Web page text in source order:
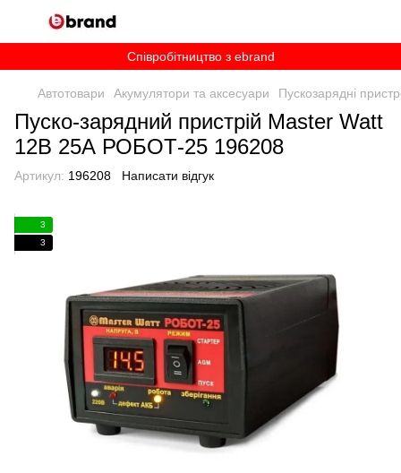
Співробітництво з ebrand
Автотовари Акумулятори та аксесуари Пускозарядні
Пуско-зарядний пристрій Master Watt
12В 25А РОБОТ-25 196208
Артикул: 196208 Написати відгук
3
3